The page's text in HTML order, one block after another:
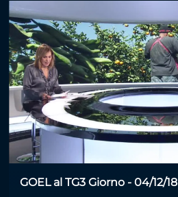
GOEL al TG3 Giorno - 04/12/18